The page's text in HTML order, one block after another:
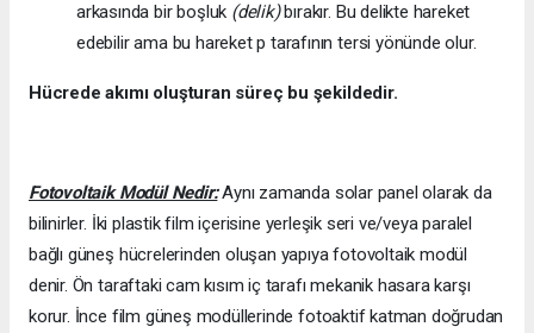
arkasında bir boşluk (delik)bırakır. Bu delikte hareket
edebilir ama bu hareket p tarafının tersi yönünde olur.
Hücrede akımı oluşturan süreç bu şekildedir.
Fotovoltaik Modül Nedir:Aynı zamanda solar panel olarak da
bilinirler. İki plastik film içerisine yerleşik seri ve/veya paralel
bağlı güneş hücrelerinden oluşan yapıya fotovoltaik modül
denir. Ön taraftaki cam kısım iç tarafı mekanik hasara karşı
korur. İnce film güneş modüllerinde fotoaktif katman doğrudan